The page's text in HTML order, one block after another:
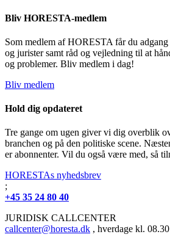
Bliv HORESTA-medlem
Som medlem af HORESTA får du
og jurister samt råd og vejledning til at
og problemer. Bliv medlem i dag!
Bliv medlem
Hold dig opdateret
Tre gange om ugen giver vi dig overblik
branchen og på den politiske scene.
er abonnenter. Vil du også være med, så
HORESTAs nyhedsbrev
;
+45 35 24 80 40
JURIDISK CALLCENTER
callcenter@horesta.dk , hverdage kl.